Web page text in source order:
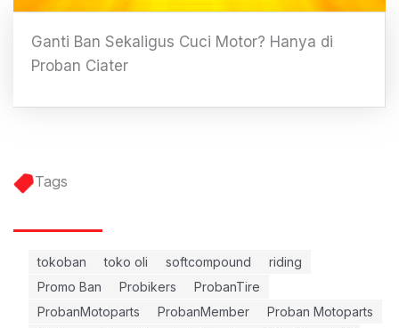
Ganti Ban Sekaligus Cuci Motor? Hanya di
Proban Ciater
Tags
tokoban toko oli softcompound
riding
Promo Ban
Probikers
ProbanTire
ProbanMotoparts
ProbanMember
Proban Motoparts